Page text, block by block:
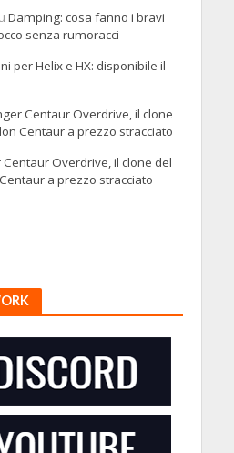
Damping: cosa fanno i bravi
senza rumoracci
per Helix e HX: disponibile il
Centaur Overdrive, il clone
Centaur a prezzo stracciato
Overdrive, il clone del
a prezzo stracciato